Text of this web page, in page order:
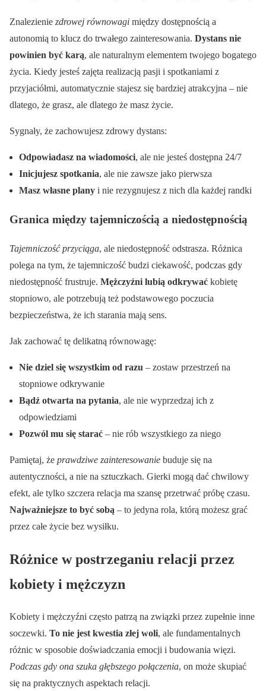
Znalezienie zdrowej równowagi między dostępnością a
autonomią to klucz do trwałego zainteresowania. Dystans nie
powinien być karą, ale naturalnym elementem twojego bogatego
życia. Kiedy jesteś zajęta realizacją pasji i spotkaniami z
przyjaciółmi, automatycznie stajesz się bardziej atrakcyjna – nie
dlatego, że grasz, ale dlatego że masz życie.
Sygnały, że zachowujesz zdrowy dystans:
Odpowiadasz na wiadomości, ale nie jesteś dostępna 24/7
Inicjujesz spotkania, ale nie zawsze jako pierwsza
Masz własne plany i nie rezygnujesz z nich dla każdej randki
Granica między tajemniczością a niedostępnością
Tajemniczość przyciąga, ale niedostępność odstrasza. Różnica
polega na tym, że tajemniczość budzi ciekawość, podczas gdy
niedostępność frustruje. Mężczyźni lubią odkrywać kobietę
stopniowo, ale potrzebują też podstawowego poczucia
bezpieczeństwa, że ich starania mają sens.
Jak zachować tę delikatną równowagę:
Nie dziel się wszystkim od razu – zostaw przestrzeń na
stopniowe odkrywanie
Bądź otwarta na pytania, ale nie wyprzedzaj ich z
odpowiedziami
Pozwól mu się starać – nie rób wszystkiego za niego
Pamiętaj, że prawdziwe zainteresowanie buduje się na
autentyczności, a nie na sztuczkach. Gierki mogą dać chwilowy
efekt, ale tylko szczera relacja ma szansę przetrwać próbę czasu.
Najważniejsze to być sobą – to jedyna rola, którą możesz grać
przez całe życie bez wysiłku.
Różnice w postrzeganiu relacji przez
kobiety i mężczyzn
Kobiety i mężczyźni często patrzą na związki przez zupełnie inne
soczewki. To nie jest kwestia złej woli, ale fundamentalnych
różnic w sposobie doświadczania emocji i budowania więzi.
Podczas gdy ona szuka głębszego połączenia, on może skupiać
się na praktycznych aspektach relacji.